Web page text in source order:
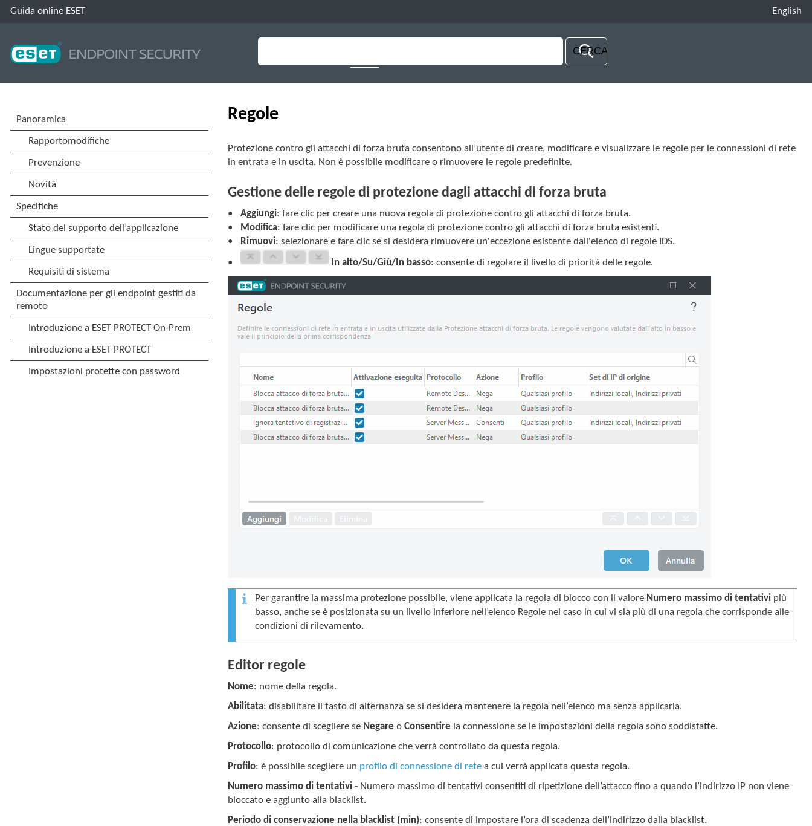
Guida online ESET English
Regole
Protezione contro gli attacchi di forza bruta consentono all’utente di creare, modificare e visualizzare le regole per le connessioni di rete
in entrata e in uscita. Non è possibile modificare o rimuovere le regole predefinite.
Gestione delle regole di protezione dagli attacchi di forza bruta
Aggiungi: fare clic per creare una nuova regola di protezione contro gli attacchi di forza bruta.
Modifica: fare clic per modificare una regola di protezione contro gli attacchi di forza bruta esistenti.
Rimuovi: selezionare e fare clic se si desidera rimuovere un'eccezione esistente dall'elenco di regole IDS.
In alto/Su/Giù/In basso: consente di regolare il livello di priorità delle regole.
Per garantire la massima protezione possibile, viene applicata la regola di blocco con il valore Numero massimo di tentativi più
basso, anche se è posizionata su un livello inferiore nell’elenco Regole nel caso in cui vi sia più di una regola che corrisponde alle
condizioni di rilevamento.
Editor regole
Nome: nome della regola.
Abilitata: disabilitare il tasto di alternanza se si desidera mantenere la regola nell’elenco ma senza applicarla.
Azione: consente di scegliere se Negare oConsentire la connessione se le impostazioni della regola sono soddisfatte.
Protocollo: protocollo di comunicazione che verrà controllato da questa regola.
Profilo: è possibile scegliere un profilo di connessione di rete a cui verrà applicata questa regola.
Numero massimo di tentativi - Numero massimo di tentativi consentiti di ripetizione dell’attacco fino a quando l’indirizzo IP non viene
bloccato e aggiunto alla blacklist.
Periodo di conservazione nella blacklist (min): consente di impostare l’ora di scadenza dell’indirizzo dalla blacklist.